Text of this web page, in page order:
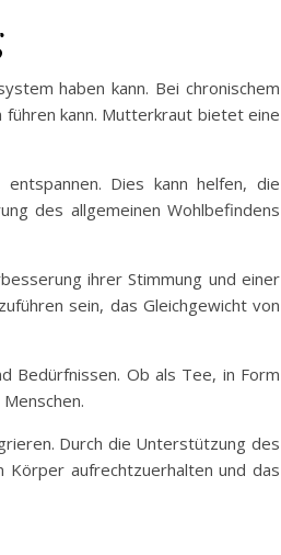
haben kann. Bei chronischem
führen kann. Mutterkraut bietet eine
Dies kann helfen, die
des allgemeinen Wohlbefindens
ihrer Stimmung und einer
sein, das Gleichgewicht von
Bedürfnissen. Ob als Tee, in Form
Durch die Unterstützung des
Körper aufrechtzuerhalten und das